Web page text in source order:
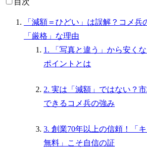
「減額＝ひどい」は誤解？コメ兵
「厳格」な理由
1. 「写真と違う」から安く
ポイントとは
2. 実は「減額」ではない？
できるコメ兵の強み
3. 創業70年以上の信頼！「
無料」こそ自信の証